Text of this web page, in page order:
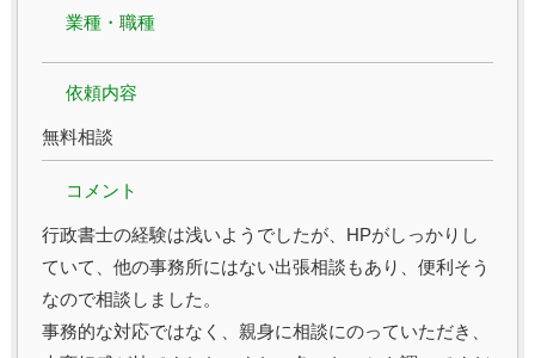
業種・職種
依頼内容
無料相談
コメント
行政書士の経験は浅いようでしたが、HPがしっかりし
ていて、他の事務所にはない出張相談もあり、便利そう
なので相談しました。
事務的な対応ではなく、親身に相談にのっていただき、